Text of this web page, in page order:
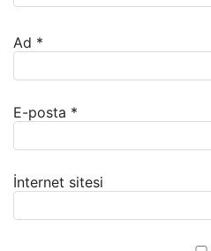
Ad *
E-posta *
İnternet sitesi